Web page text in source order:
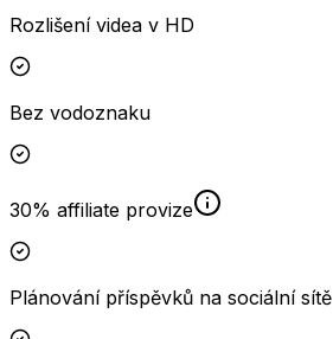
Rozlišení videa v HD
Bez vodoznaku
30% affiliate provize
Plánování příspěvků na sociální sítě